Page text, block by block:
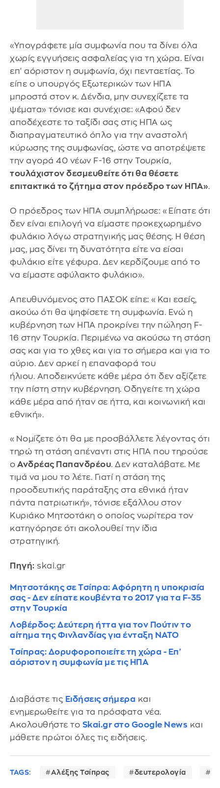
«Υπογράφετε μία συμφωνία που τα δίνει όλα
χωρίς εγγυήσεις ασφαλείας για τη χώρα. Είναι
επ' αόριστον η συμφωνία, όχι πενταετίας. Το
είπε ο υπουργός Εξωτερικών των ΗΠΑ
μπροστά στον κ. Δένδια, μην συνεχίζετε τα
ψέματα» τόνισε και συνέχισε: «Αφού δεν
αποδέχεστε το ταξίδι σας στις ΗΠΑ ως
διαπραγματευτικό όπλο για την αναστολή
κύρωσης της συμφωνίας, ώστε να αποτρέψετε
την αγορά 40 νέων F-16 στην Τουρκία,
τουλάχιστον δεσμευθείτε ότι θα θέσετε
επιτακτικά το ζήτημα στον πρόεδρο των ΗΠΑ».
Ο πρόεδρος των ΗΠΑ συμπλήρωσε: «Είπατε ότι
δεν είναι επιλογή να είμαστε προκεχωρημένο
φυλάκιο λόγω στρατηγικής μας θέσης. Η θέση
μας, μας δίνει τη δυνατότητα είτε να είσαι
φυλάκιο είτε γέφυρα. Δεν κερδίζουμε από το
να είμαστε αφύλακτο φυλάκιο».
Απευθυνόμενος στο ΠΑΣΟΚ είπε: «Και εσείς,
ακούω ότι θα ψηφίσετε τη συμφωνία. Ενώ η
κυβέρνηση των ΗΠΑ προκρίνει την πώληση F-
16 στην Τουρκία. Περιμένω να ακούσω τη στάση
σας και για το χθες και για το σήμερα και για το
αύριο. Δεν αρκεί η επαναφορά του
ήλιου. Αποδεικνύετε κάθε μέρα ότι δεν αξίζετε
την πίστη στην κυβέρνηση. Οδηγείτε τη χώρα
κάθε μέρα από ήταν σε ήττα, και κοινωνική και
εθνική».
«Νομίζετε ότι θα με προσβάλλετε λέγοντας ότι
τηρώ τη στάση απέναντι στις ΗΠΑ που τηρούσε
ο Ανδρέας Παπανδρέου. Δεν καταλάβατε. Με
τιμά να μου το λέτε. Γιατί η στάση της
προοδευτικής παράταξης στα εθνικά ήταν
πάντα πατριωτική», τόνισε εξάλλου στον
Κυριάκο Μητσοτάκη ο οποίος νωρίτερα τον
κατηγόρησε ότι ακολουθεί την ίδια
στρατηγική.
Πηγή: skai.gr
Μητσοτάκης σε Τσίπρα: Αφόρητη η υποκρισία
σας - Δεν είπατε κουβέντα το 2017 για τα F-35
στην Τουρκία
Λοβέρδος: Δεύτερη ήττα για τον Πούτιν το
αίτημα της Φινλανδίας για ένταξη ΝΑΤΟ
Τσίπρας: Δορυφοροποιείτε τη χώρα - Επ'
αόριστον η συμφωνία με τις ΗΠΑ
Διαβάστε τις Ειδήσεις σήμερα και
ενημερωθείτε για τα πρόσφατα νέα.
Ακολουθήστε το Skai.gr στο Google News και
μάθετε πρώτοι όλες τις ειδήσεις.
TAGS: Αλέξης Τσίπρας δευτερολογία